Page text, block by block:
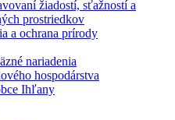
žiadostí, sťažností a
prostriedkov
a ochrana prírody
nariadenia
hospodárstva
Ihľany